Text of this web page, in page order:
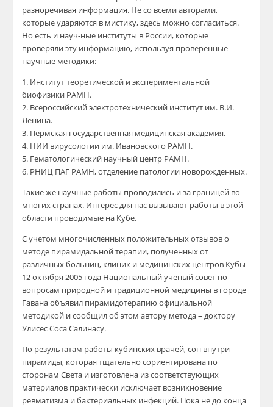
разноречивая информация. Не со всеми авторами,
которые ударяются в мистику, здесь можно согласиться.
Но есть и науч-ные институты в России, которые
проверяли эту информацию, используя проверенные
научные методики:
1. Институт теоретической и экспериментальной
биофизики РАМН.
2. Всероссийский электротехнический институт им. В.И.
Ленина.
3. Пермская государственная медицинская академия.
4. НИИ вирусологии им. Ивановского РАМН.
5. Гематологический научный центр РАМН.
6. РНИЦ ПАГ РАМН, отделение патологии новорожденных.
Такие же научные работы проводились и за границей во
многих странах. Интерес для нас вызывают работы в этой
области проводимые на Кубе.
С учетом многочисленных положительных отзывов о
методе пирамидальной терапии, полученных от
различных больниц, клиник и медицинских центров Кубы
12 октября 2005 года Национальный ученый совет по
вопросам природной и традиционной медицины в городе
Гавана объявил пирамидотерапию официальной
методикой и сообщил об этом автору метода – доктору
Улисес Соса Салинасу.
По результатам работы кубинских врачей, сон внутри
пирамиды, которая тщательно сориентирована по
сторонам Света и изготовлена из соответствующих
материалов практически исключает возникновение
ревматизма и бактериальных инфекций. Пока не до конца